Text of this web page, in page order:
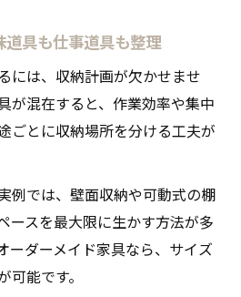
具も仕事道具も整理
には、収納計画が欠かせませ
が混在すると、作業効率や集中
ごとに収納場所を分ける工夫が
例では、壁面収納や可動式の棚
ースを最大限に生かす方法が多
ーダーメイド家具なら、サイズ
能です。